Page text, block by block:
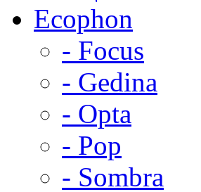
Ecophon
- Focus
- Gedina
- Opta
- Pop
- Sombra